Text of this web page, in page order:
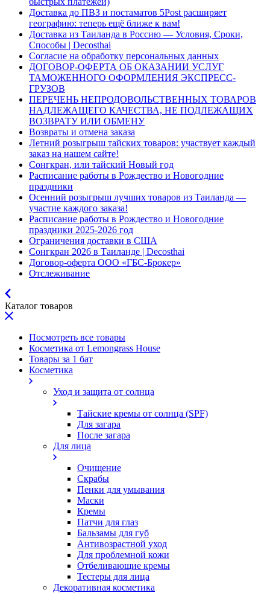
Доставка до ПВЗ и постаматов 5Post расширяет
географию: теперь ещё ближе к вам!
Доставка из Таиланда в Россию — Условия, Сроки,
Способы | Decosthai
Согласие на обработку персональных данных
ДОГОВОР-ОФЕРТА ОБ ОКАЗАНИИ УСЛУГ
ТАМОЖЕННОГО ОФОРМЛЕНИЯ ЭКСПРЕСС-
ГРУЗОВ
ПЕРЕЧЕНЬ НЕПРОДОВОЛЬСТВЕННЫХ ТОВАРОВ
НАДЛЕЖАЩЕГО КАЧЕСТВА, НЕ ПОДЛЕЖАЩИХ
ВОЗВРАТУ ИЛИ ОБМЕНУ
Возвраты и отмена заказа
Летний розыгрыш тайских товаров: участвует каждый
заказ на нашем сайте!
Сонгкран, или тайский Новый год
Расписание работы в Рождество и Новогодние
праздники
Осенний розыгрыш лучших товаров из Таиланда —
участие каждого заказа!
Расписание работы в Рождество и Новогодние
праздники 2025-2026 год
Ограничения доставки в США
Сонгкран 2026 в Таиланде | Decosthai
Договор-оферта ООО «ГБС-Брокер»
Отслеживание
Каталог товаров
Посмотреть все товары
Косметика от Lemongrass House
Товары за 1 бат
Косметика
Уход и защита от солнца
Тайские кремы от солнца (SPF)
Для загара
После загара
Для лица
Очищение
Скрабы
Пенки для умывания
Маски
Кремы
Патчи для глаз
Бальзамы для губ
Антивозрастной уход
Для проблемной кожи
Oтбеливающие кремы
Тестеры для лица
Декоративная косметика